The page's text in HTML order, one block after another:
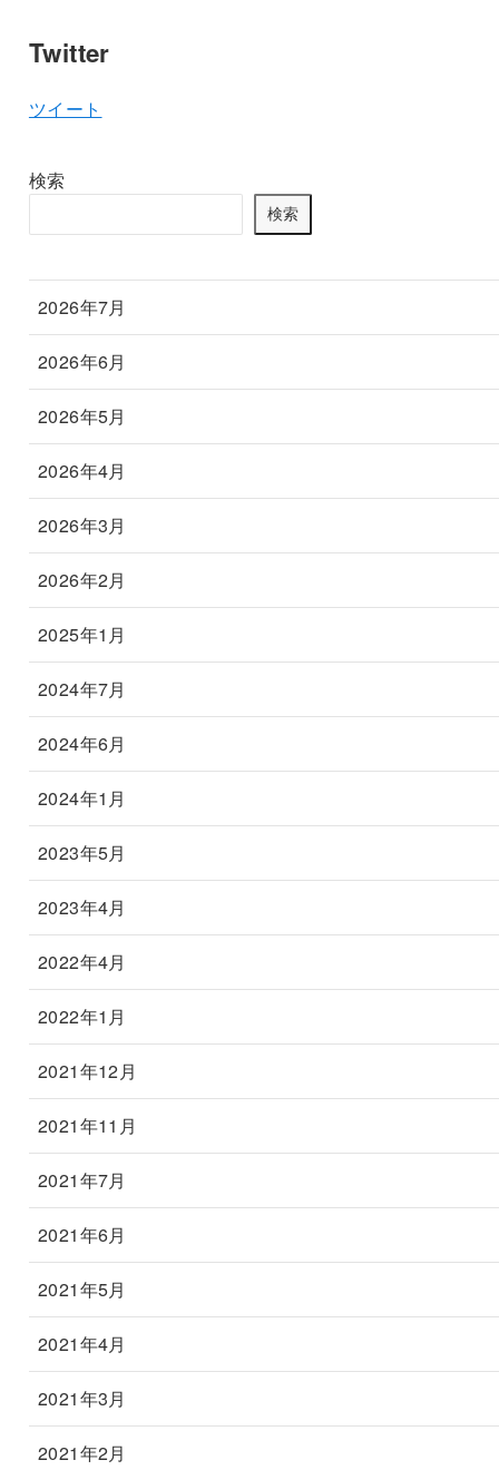
Twitter
ツイート
検索
検索
2026年7月
2026年6月
2026年5月
2026年4月
2026年3月
2026年2月
2025年1月
2024年7月
2024年6月
2024年1月
2023年5月
2023年4月
2022年4月
2022年1月
2021年12月
2021年11月
2021年7月
2021年6月
2021年5月
2021年4月
2021年3月
2021年2月